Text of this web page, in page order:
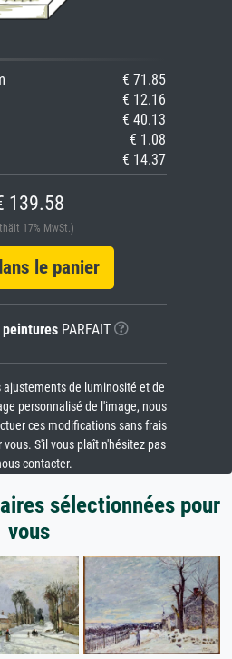
€ 71.85
€ 12.16
€ 40.13
€ 1.08
€ 14.37
139.58
17% MwSt.)
le panier
PARFAIT
ajustements de luminosité et de
personnalisé de l'image, nous
ces modifications sans frais
S'il vous plaît n'hésitez pas
contacter.
sélectionnées pour
vous